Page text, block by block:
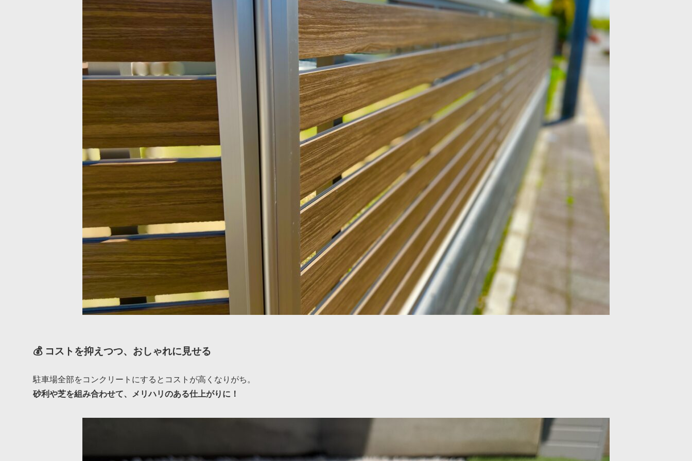
💰 コストを抑えつつ、おしゃれに見せる
駐車場全部をコンクリートにするとコストが高くなりがち。
砂利や芝を組み合わせて、メリハリのある仕上がりに！